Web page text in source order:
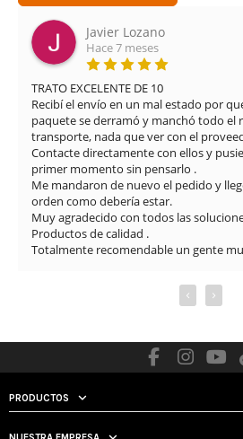
Leonardo Cifuentes
Hace 3 meses
Muy buena experiencia con Airsof
excelente desde el primer
solución rápida y eficaz para el
réplica, manteniendo una
en todo momento.
El envío fue muy rápido y además
los detalles: limpieza del arma,
explicando el estado y
también ha sido muy buena
Sin duda, una tienda totalmente
al cliente y la seriedad con la que
‹ ›
PRODUCTOS